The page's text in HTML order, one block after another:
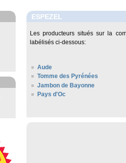
ESPEZEL
Les producteurs situés sur la
labélisés ci-dessous:
Aude
Tomme des Pyrénées
Jambon de Bayonne
Pays d'Oc